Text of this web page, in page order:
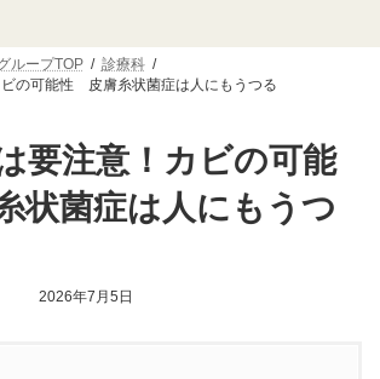
ループTOP
診療科
の可能性 皮膚糸状菌症は人にもうつる
要注意！カビの可能
菌症は人にもうつ
最
2026年7月5日